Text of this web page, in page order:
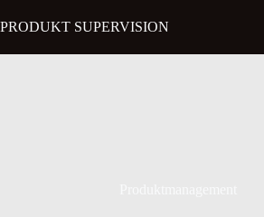
Inhalt
PRODUKT SUPERVISION